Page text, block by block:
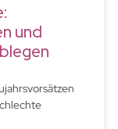
und